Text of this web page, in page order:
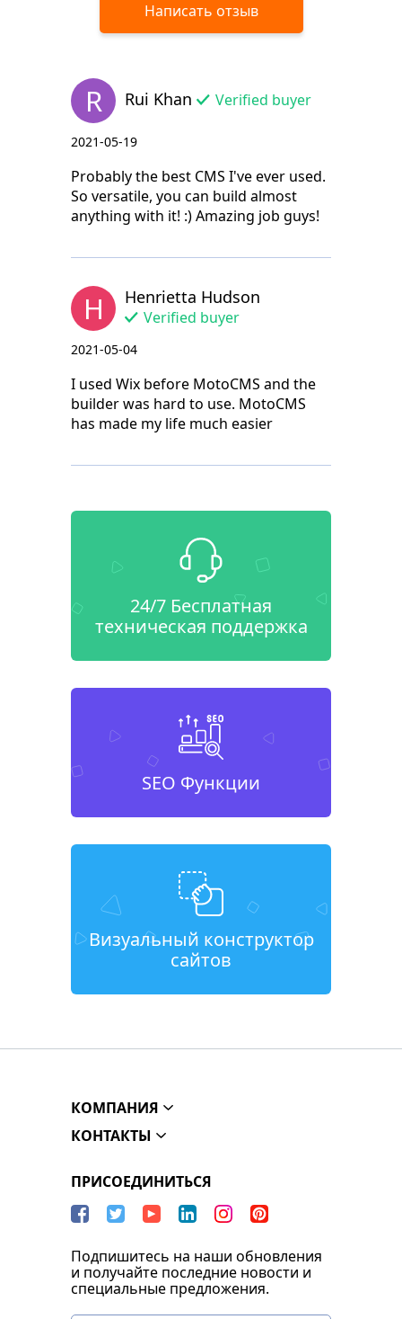
Написать отзыв
R Rui Khan Verified buyer
2021-05-19
Probably the best CMS I've ever used.
So versatile, you can build almost
anything with it! :) Amazing job guys!
H Henrietta Hudson
Verified buyer
2021-05-04
I used Wix before MotoCMS and the
builder was hard to use. MotoCMS
has made my life much easier
24/7 Бесплатная
техническая поддержка
SEO Функции
Визуальный конструктор
сайтов
КОМПАНИЯ
КОНТАКТЫ
ПРИСОЕДИНИТЬСЯ
Подпишитесь на наши обновления
и получайте последние новости и
специальные предложения.